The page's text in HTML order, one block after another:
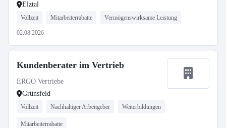
Elztal
Vollzeit Mitarbeiterrabatte Vermögenswirksame Leistung
02.08.2026
Kundenberater im Vertrieb
ERGO Vertriebe
Grünsfeld
Vollzeit Nachhaltiger Arbeitgeber Weiterbildungen
Mitarbeiterrabatte